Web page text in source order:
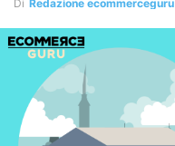
Di Redazione ecommerceguru